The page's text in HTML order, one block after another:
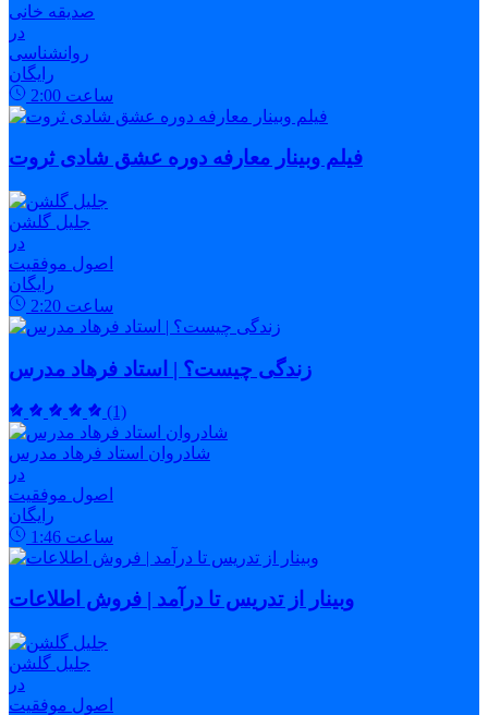
صدیقه خانی
در
روانشناسی
رایگان
2:00 ساعت
فیلم وبینار معارفه دوره عشق شادی ثروت
جلیل گلشن
در
اصول موفقیت
رایگان
2:20 ساعت
زندگی چیست؟ | استاد فرهاد مدرس
(1)
شادروان استاد فرهاد مدرس
در
اصول موفقیت
رایگان
1:46 ساعت
وبینار از تدریس تا درآمد | فروش اطلاعات
جلیل گلشن
در
اصول موفقیت